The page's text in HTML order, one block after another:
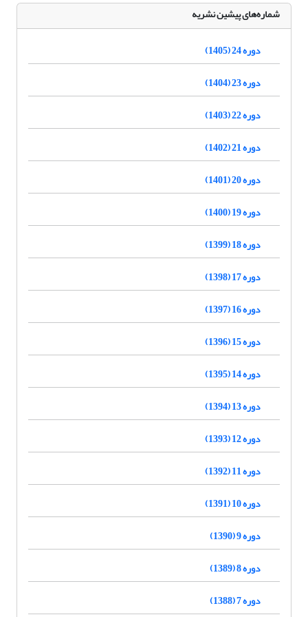
شماره‌های پیشین نشریه
دوره 24 (1405)
دوره 23 (1404)
دوره 22 (1403)
دوره 21 (1402)
دوره 20 (1401)
دوره 19 (1400)
دوره 18 (1399)
دوره 17 (1398)
دوره 16 (1397)
دوره 15 (1396)
دوره 14 (1395)
دوره 13 (1394)
دوره 12 (1393)
دوره 11 (1392)
دوره 10 (1391)
دوره 9 (1390)
دوره 8 (1389)
دوره 7 (1388)